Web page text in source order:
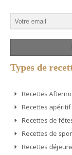
Types de
Recettes
Recettes
Recettes de
Recettes de
Recettes